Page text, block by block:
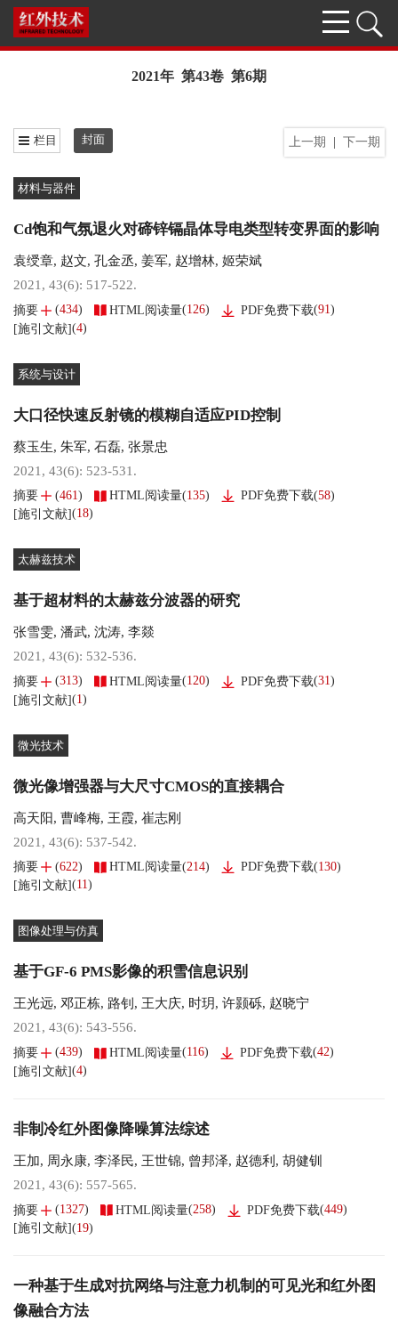
2021年 第43卷 第6期
上一期 下一期
栏目 封面
材料与器件
Cd饱和气氛退火对碲锌镉晶体导电类型转变界面的影响
袁绶章, 赵文, 孔金丞, 姜军, 赵增林, 姬荣斌
2021, 43(6): 517-522.
摘要 (434) HTML阅读量(126) PDF免费下载(91)
[施引文献](4)
系统与设计
大口径快速反射镜的模糊自适应PID控制
蔡玉生, 朱军, 石磊, 张景忠
2021, 43(6): 523-531.
摘要 (461) HTML阅读量(135) PDF免费下载(58)
[施引文献](18)
太赫兹技术
基于超材料的太赫兹分波器的研究
张雪雯, 潘武, 沈涛, 李燚
2021, 43(6): 532-536.
摘要 (313) HTML阅读量(120) PDF免费下载(31)
[施引文献](1 )
微光技术
微光像增强器与大尺寸CMOS的直接耦合
高天阳, 曹峰梅, 王霞, 崔志刚
2021, 43(6): 537-542.
摘要 (622) HTML阅读量(214) PDF免费下载(130)
[施引文献](11)
图像处理与仿真
基于GF-6 PMS影像的积雪信息识别
王光远, 邓正栋, 路钊 , 王大庆, 时玥, 许颢砾, 赵晓宁
2021, 43(6): 543-556.
摘要 (439) HTML阅读量(116) PDF免费下载(42)
[施引文献](4)
非制冷红外图像降噪算法综述
王加, 周永康, 李泽民, 王世锦, 曾邦泽, 赵德利 , 胡健钏
2021, 43(6): 557-565.
摘要 (1327) HTML阅读量(258) PDF免费下载(449)
[施引文献](19)
一种基于生成对抗网络与注意力机制的可见光和红外图
像融合方法